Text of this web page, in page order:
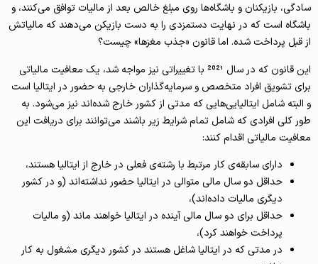
سادگی، بازیکنان و باشگاه‌ها روی مبلغ خالص بعد از مالیات توافق می‌کنند، و
باشگاه است که در نهایت دستمزدی را به دست بازیکن می‌دهند که مالیاتش
از قبل پرداخت شده. اما قانون «جذب مغزها» چیست؟
این قانون که در سال 2021 با تغییراتی نیز مواجه شد، یک معافیت مالیاتی
برای تشویق افراد متخصص و سرمایه‌گذاران خارجی به حضور در ایتالیا است
و البته شامل ایتالیایی‌هایی که مدتی از کشور خارج شده‌اند نیز می‌شود. به
طور کلی افرادی که شامل تمام شرایط زیر باشند می‌توانند برای دریافت این
معافیت مالیاتی اقدام کنند:
دارای سابقه‌ی کار مرتبط با رشته‌ی فعلی در خارج از ایتالیا هستند،
حداقل دو سال مالی متوالی در ایتالیا حضور نداشته‌اند (و در کشور
دیگری مالیات داده‌اند)،
حداقل برای دو سال مالی آینده در ایتالیا خواهند ماند (و مالیات
پرداخت خواهند کرد)،
در مدتی که در ایتالیا شاغل هستند در کشور دیگری مشغول به کار